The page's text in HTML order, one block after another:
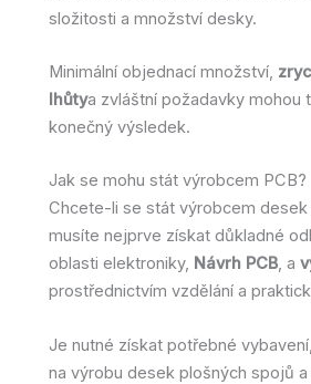
složitosti a množství desky.
Minimální objednací množství,
lhůtya zvláštní požadavky mohou
konečný výsledek.
Jak se mohu stát výrobcem PCB?
Chcete-li se stát výrobcem
musíte nejprve získat důkladné
oblasti elektroniky, Návrh PCB, a
prostřednictvím vzdělání a
Je nutné získat potřebné
na výrobu desek plošných spojů